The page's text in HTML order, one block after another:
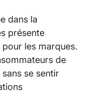
dans la
présente
les marques.
de
se sentir